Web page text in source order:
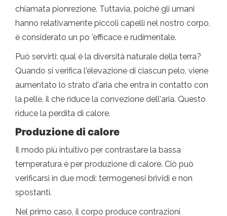
chiamata pionrezione. Tuttavia, poiché gli umani
hanno relativamente piccoli capelli nel nostro corpo,
è considerato un po 'efficace e rudimentale.
Può servirti: qual è la diversità naturale della terra?
Quando si verifica l'elevazione di ciascun pelo, viene
aumentato lo strato d'aria che entra in contatto con
la pelle, il che riduce la convezione dell'aria. Questo
riduce la perdita di calore.
Produzione di calore
Il modo più intuitivo per contrastare la bassa
temperatura è per produzione di calore. Ciò può
verificarsi in due modi: termogenesi brividi e non
spostanti.
Nel primo caso, il corpo produce contrazioni